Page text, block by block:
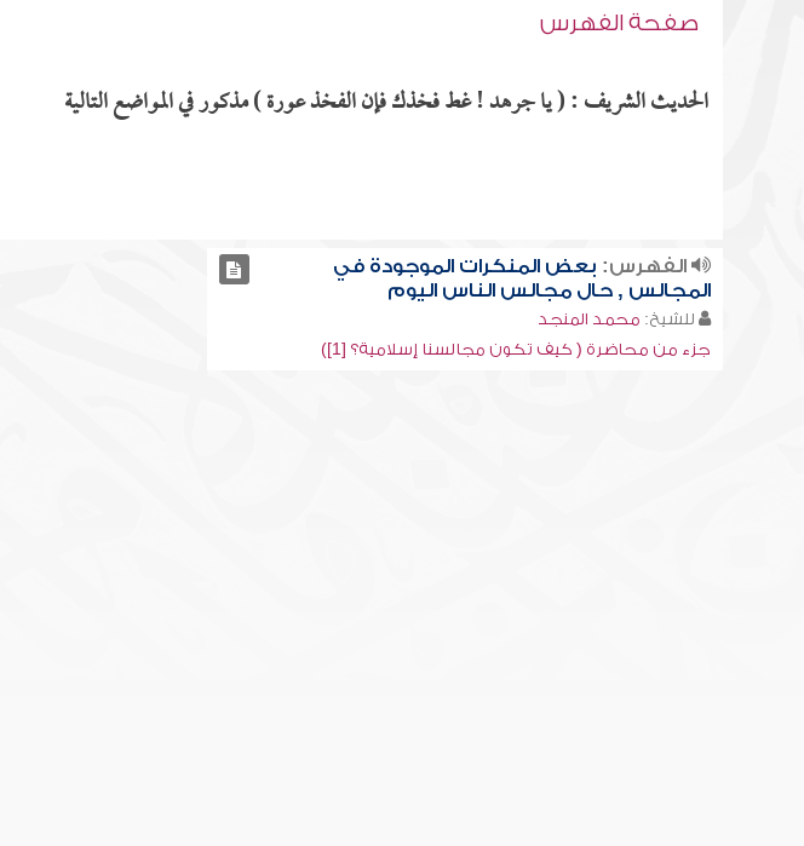
صفحة الفهرس
الحديث الشريف : ( يا جرهد ! غط فخذك فإن الفخذ عورة ) مذكور في المواضع التالية
الفهرس: بعض المنكرات الموجودة في
المجالس , حال مجالس الناس اليوم
للشيخ: محمد المنجد
جزء من محاضرة ( كيف تكون مجالسنا إسلامية؟ [1])